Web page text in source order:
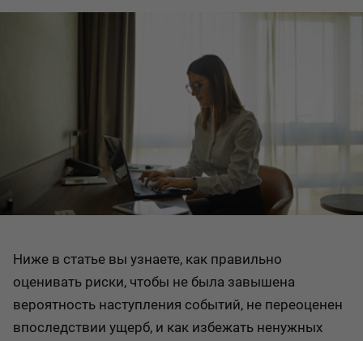
Ниже в статье вы узнаете, как правильно
оценивать риски, чтобы не была завышена
вероятность наступления событий, не переоценен
впоследствии ущерб, и как избежать ненужных